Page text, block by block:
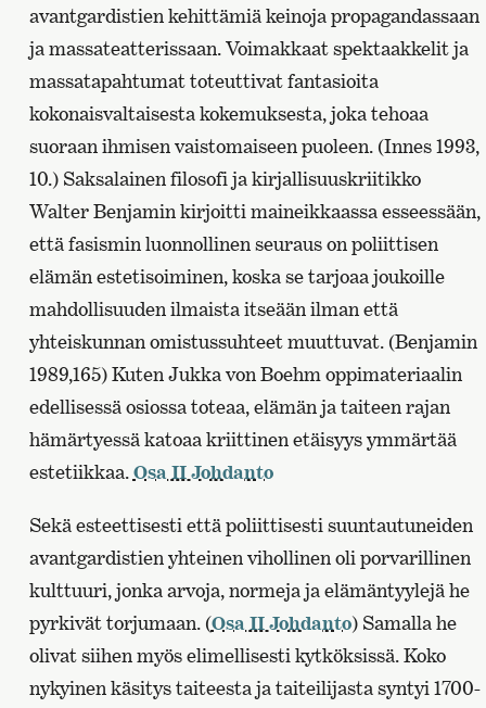
avantgardistien kehittämiä keinoja propagandassaan
ja massateatterissaan. Voimakkaat spektaakkelit ja
massatapahtumat toteuttivat fantasioita
kokonaisvaltaisesta kokemuksesta, joka tehoaa
suoraan ihmisen vaistomaiseen puoleen. (Innes 1993,
10.) Saksalainen filosofi ja kirjallisuuskriitikko
Walter Benjamin kirjoitti maineikkaassa esseessään,
että fasismin luonnollinen seuraus on poliittisen
elämän estetisoiminen, koska se tarjoaa joukoille
mahdollisuuden ilmaista itseään ilman että
yhteiskunnan omistussuhteet muuttuvat. (Benjamin
1989,165) Kuten Jukka von Boehm oppimateriaalin
edellisessä osiossa toteaa, elämän ja taiteen rajan
hämärtyessä katoaa kriittinen etäisyys ymmärtää
estetiikkaa.Osa II Johdanto
Sekä esteettisesti että poliittisesti suuntautuneiden
avantgardistien yhteinen vihollinen oli porvarillinen
kulttuuri, jonka arvoja, normeja ja elämäntyylejä he
pyrkivät torjumaan. (Osa II Johdanto) Samalla he
olivat siihen myös elimellisesti kytköksissä. Koko
nykyinen käsitys taiteesta ja taiteilijasta syntyi 1700-